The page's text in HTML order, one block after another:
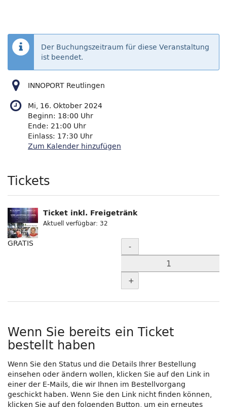
Der Buchungszeitraum für diese Veranstaltung
ist beendet.
INNOPORT Reutlingen
Mi, 16. Oktober 2024
Beginn: 18:00 Uhr
Ende: 21:00 Uhr
Einlass: 17:30 Uhr
Zum Kalender hinzufügen
Produkte
Tickets
Ticket inkl. Freigetränk
Aktuell verfügbar: 32
GRATIS Menge
-
+
Wenn Sie bereits ein Ticket
bestellt haben
Wenn Sie den Status und die Details Ihrer Bestellung
einsehen oder ändern wollen, klicken Sie auf den Link in
einer der E-Mails, die wir Ihnen im Bestellvorgang
geschickt haben. Wenn Sie den Link nicht finden können,
klicken Sie auf den folgenden Button, um ein erneutes